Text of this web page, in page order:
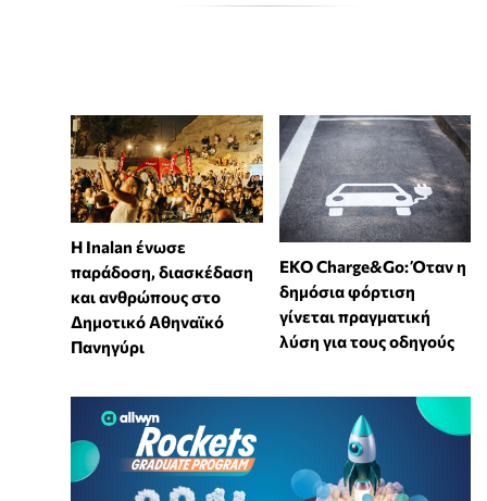
Η Inalan ένωσε
παράδοση, διασκέδαση
και ανθρώπους στο
Δημοτικό Αθηναϊκό
Πανηγύρι
EKO Charge&Go: Όταν η
δημόσια φόρτιση
γίνεται πραγματική
λύση για τους οδηγούς